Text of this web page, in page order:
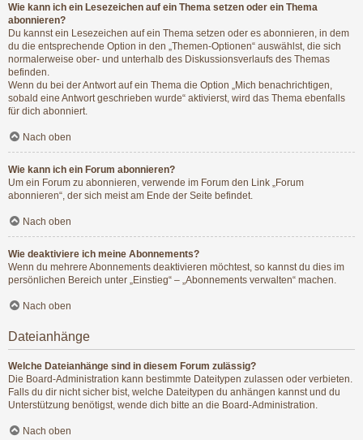
Wie kann ich ein Lesezeichen auf ein Thema setzen oder ein Thema
abonnieren?
Du kannst ein Lesezeichen auf ein Thema setzen oder es abonnieren, in dem
du die entsprechende Option in den „Themen-Optionen“ auswählst, die sich
normalerweise ober- und unterhalb des Diskussionsverlaufs des Themas
befinden.
Wenn du bei der Antwort auf ein Thema die Option „Mich benachrichtigen,
sobald eine Antwort geschrieben wurde“ aktivierst, wird das Thema ebenfalls
für dich abonniert.
Nach oben
Wie kann ich ein Forum abonnieren?
Um ein Forum zu abonnieren, verwende im Forum den Link „Forum
abonnieren“, der sich meist am Ende der Seite befindet.
Nach oben
Wie deaktiviere ich meine Abonnements?
Wenn du mehrere Abonnements deaktivieren möchtest, so kannst du dies im
persönlichen Bereich unter „Einstieg“ – „Abonnements verwalten“ machen.
Nach oben
Dateianhänge
Welche Dateianhänge sind in diesem Forum zulässig?
Die Board-Administration kann bestimmte Dateitypen zulassen oder verbieten.
Falls du dir nicht sicher bist, welche Dateitypen du anhängen kannst und du
Unterstützung benötigst, wende dich bitte an die Board-Administration.
Nach oben